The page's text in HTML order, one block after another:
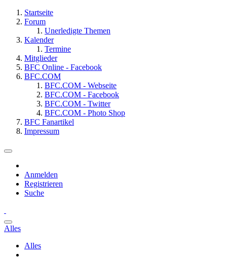
Startseite
Forum
Unerledigte Themen
Kalender
Termine
Mitglieder
BFC Online - Facebook
BFC.COM
BFC.COM - Webseite
BFC.COM - Facebook
BFC.COM - Twitter
BFC.COM - Photo Shop
BFC Fanartikel
Impressum
Anmelden
Registrieren
Suche
Alles
Alles